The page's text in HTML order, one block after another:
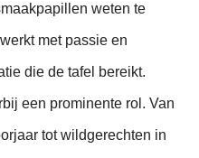
weten te
met passie en
die de tafel bereikt.
een prominente rol. Van
tot wildgerechten in